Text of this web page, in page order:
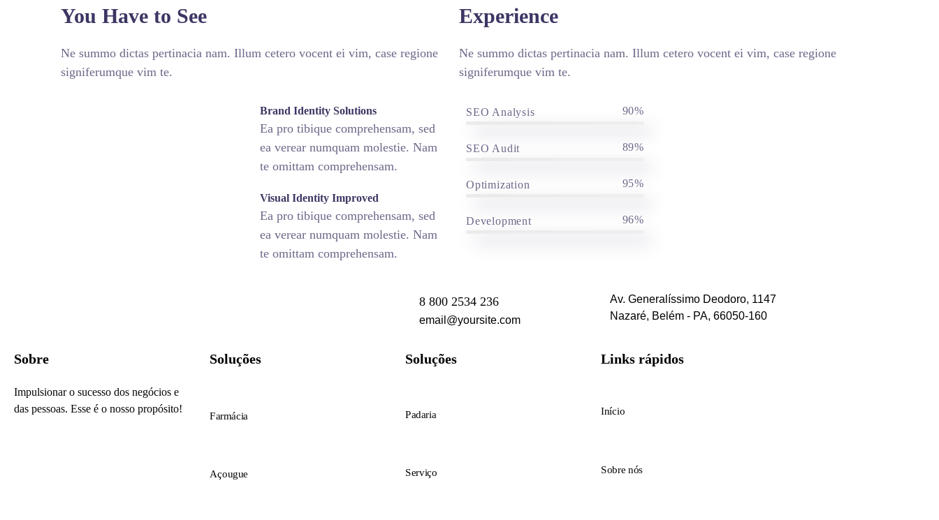
You Have to See
Ne summo dictas pertinacia nam. Illum cetero vocent ei vim, case regione
signiferumque vim te.
Brand Identity Solutions
Ea pro tibique comprehensam, sed
ea verear numquam molestie. Nam
te omittam comprehensam.
Visual Identity Improved
Ea pro tibique comprehensam, sed
ea verear numquam molestie. Nam
te omittam comprehensam.
Experience
Ne summo dictas pertinacia nam. Illum cetero vocent ei vim, case regione
signiferumque vim te.
SEO Analysis 90%
SEO Audit 89%
Optimization 95%
Development 96%
8 800 2534 236
email@yoursite.com
Av. Generalíssimo Deodoro, 1147
Nazaré, Belém - PA, 66050-160
Sobre
Impulsionar o sucesso dos negócios e
das pessoas. Esse é o nosso propósito!
Soluções
Farmácia
Açougue
Soluções
Padaria
Serviço
Links rápidos
Início
Sobre nós